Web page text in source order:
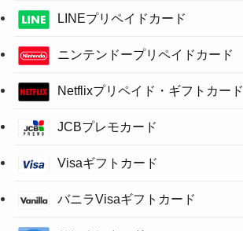
LINEプリペイドカード
ニンテンドープリペイドカード
Netflixプリペイド・ギフトカード
JCBプレモカード
Visaギフトカード
バニラVisaギフトカード